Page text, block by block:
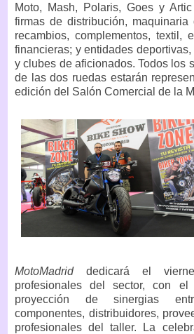
Moto, Mash, Polaris, Goes y
firmas de distribución, maquinaria
recambios, complementos, textil,
financieras; y entidades
y clubes de aficionados. Todos los
de las dos ruedas estarán
edición del Salón Comercial de la
MotoMadrid dedicará el
profesionales del sector, con
proyección de sinergias
componentes, distribuidores,
profesionales del taller. La